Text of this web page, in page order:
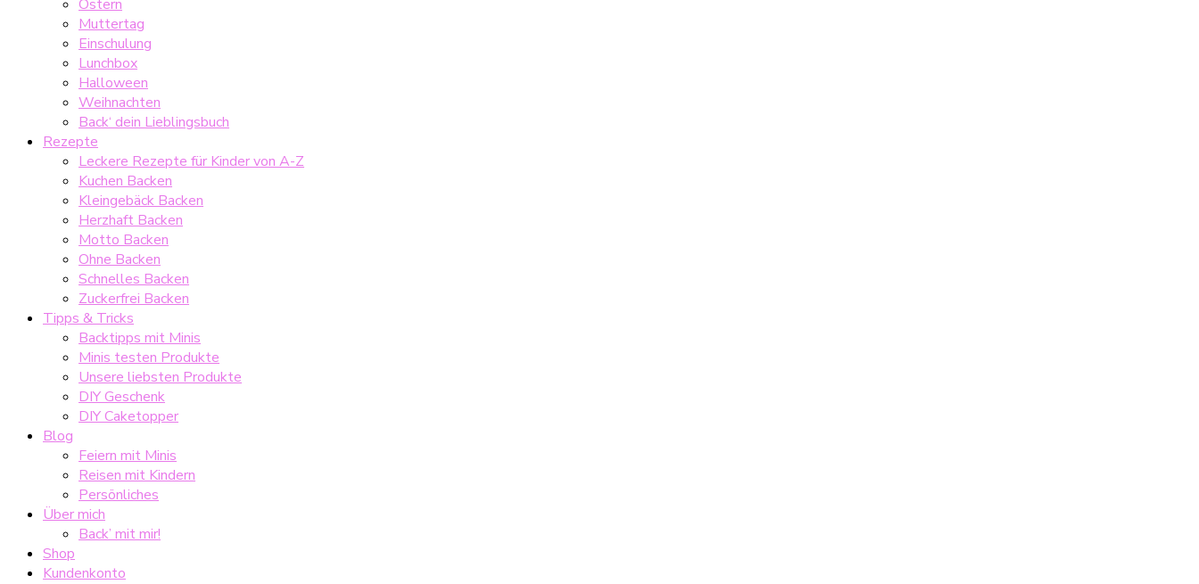
Ostern
Muttertag
Einschulung
Lunchbox
Halloween
Weihnachten
Back‘ dein Lieblingsbuch
Rezepte
Leckere Rezepte für Kinder von A-Z
Kuchen Backen
Kleingebäck Backen
Herzhaft Backen
Motto Backen
Ohne Backen
Schnelles Backen
Zuckerfrei Backen
Tipps & Tricks
Backtipps mit Minis
Minis testen Produkte
Unsere liebsten Produkte
DIY Geschenk
DIY Caketopper
Blog
Feiern mit Minis
Reisen mit Kindern
Persönliches
Über mich
Back’ mit mir!
Shop
Kundenkonto